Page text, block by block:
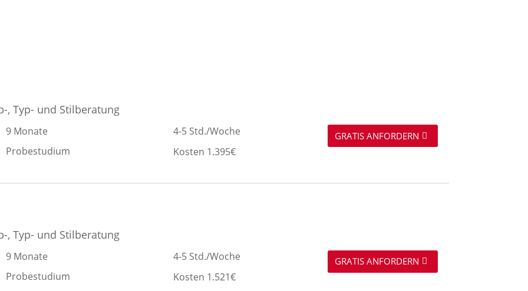
, Typ- und Stilberatung
9 Monate
Probestudium
4-5 Std./Woche
Kosten 1.395€
GRATIS ANFORDERN
, Typ- und Stilberatung
9 Monate
Probestudium
4-5 Std./Woche
Kosten 1.521€
GRATIS ANFORDERN